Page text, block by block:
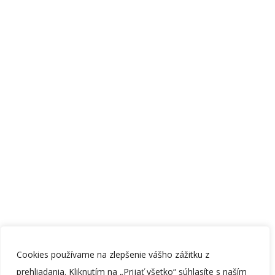
Cookies používame na zlepšenie vášho zážitku z
prehliadania. Kliknutím na „Prijať všetko“ súhlasíte s naším